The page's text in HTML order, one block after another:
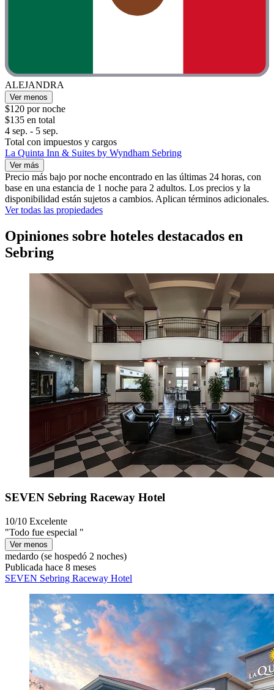
ALEJANDRA
Ver menos
$120 por noche
$135 en total
4 sep. - 5 sep.
Total con impuestos y cargos
La Quinta Inn & Suites by Wyndham Sebring
Ver más
Precio más bajo por noche encontrado en las últimas 24 horas, con
base en una estancia de 1 noche para 2 adultos. Los precios y la
disponibilidad están sujetos a cambios. Aplican términos adicionales.
Ver todas las propiedades
Opiniones sobre hoteles destacados en
Sebring
SEVEN Sebring Raceway Hotel
10/10 Excelente
"Todo fue especial "
Ver menos
medardo (se hospedó 2 noches)
Publicada hace 8 meses
SEVEN Sebring Raceway Hotel